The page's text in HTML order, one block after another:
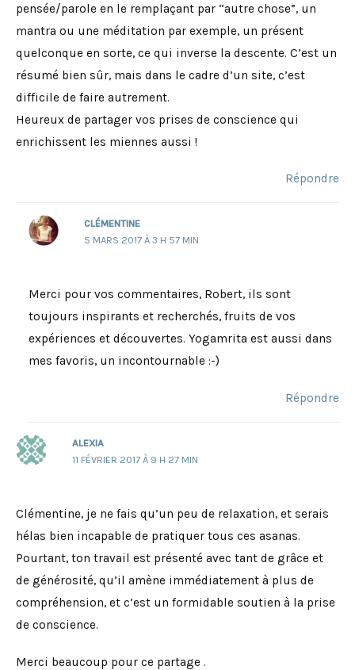
pensée/parole en le remplaçant par “autre chose”, un
mantra ou une méditation par exemple, un présent
quelconque en sorte, ce qui inverse la descente. C’est un
résumé bien sûr, mais dans le cadre d’un site, c’est
difficile de faire autrement.
Heureux de partager vos prises de conscience qui
enrichissent les miennes aussi !
Répondre
CLÉMENTINE
5 MARS 2017 À 3 H 57 MIN
Merci pour vos commentaires, Robert, ils sont
toujours inspirants et recherchés, fruits de vos
expériences et découvertes. Yogamrita est aussi dans
mes favoris, un incontournable :-)
Répondre
ALEXIA
11 FÉVRIER 2017 À 9 H 27 MIN
Clémentine, je ne fais qu’un peu de relaxation, et serais
hélas bien incapable de pratiquer tous ces asanas.
Pourtant, ton travail est présenté avec tant de grâce et
de générosité, qu’il amène immédiatement à plus de
compréhension, et c’est un formidable soutien à la prise
de conscience.
Merci beaucoup pour ce partage .